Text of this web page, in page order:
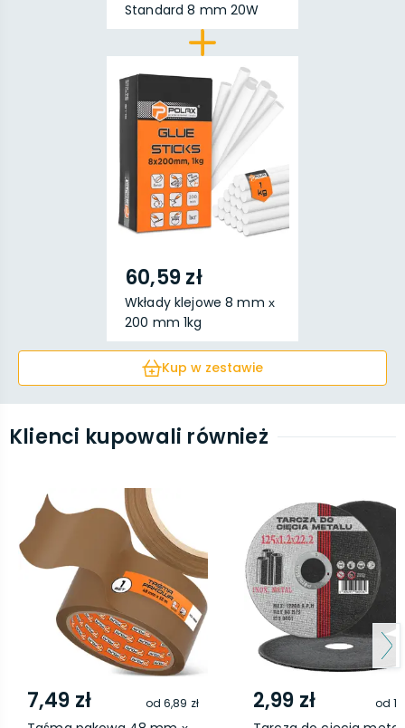
Standard 8 mm 20W
60,59 zł
Wkłady klejowe 8 mm х
200 mm 1kg
Kup w zestawie
Klienci kupowali również
7,49 zł od6,89 zł 2,99 zł od